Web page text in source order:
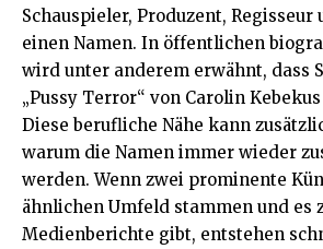
Schauspieler, Produzent,
einen Namen. In öffentlichen
wird unter anderem erwähnt, dass
„Pussy Terror“ von Carolin
Diese berufliche Nähe kann
warum die Namen immer wieder
werden. Wenn zwei prominente
ähnlichen Umfeld stammen und es
Medienberichte gibt, entstehen